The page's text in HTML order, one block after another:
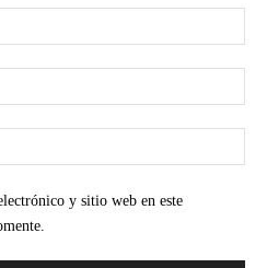
y sitio web en este